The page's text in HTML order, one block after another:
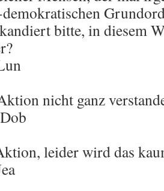
bitte, in diesem
nicht ganz
leider wird das